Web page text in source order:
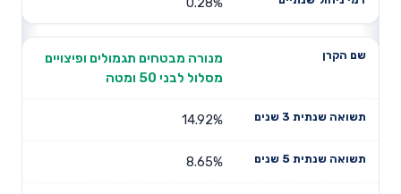
מנורה מבטחים תגמולים ופיצויים
מסלול לבני 50 ומטה
14.92%
8.65%